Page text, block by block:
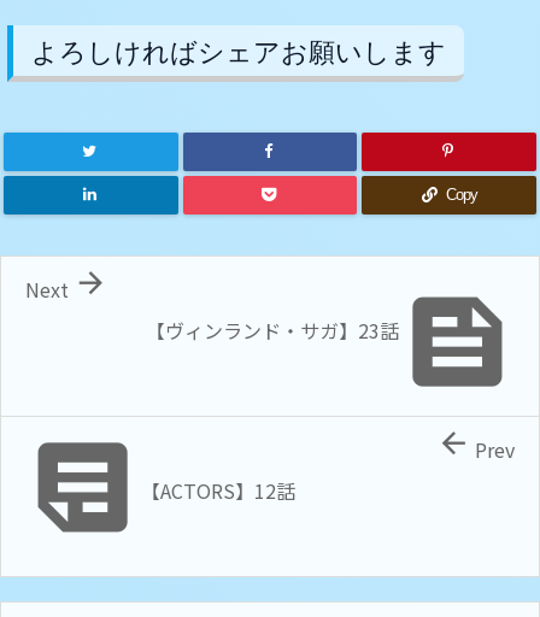
よろしければシェアお願いします
Copy

【ヴィンランド・サガ】23話

Next
 【ACTORS】12話
 Prev